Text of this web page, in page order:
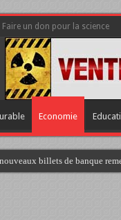
Faire un don pour la science
Economie
billets de banque